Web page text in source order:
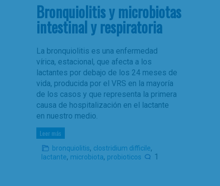
Bronquiolitis y microbiotas
intestinal y respiratoria
La bronquiolitis es una enfermedad
vírica, estacional, que afecta a los
lactantes por debajo de los 24 meses de
vida, producida por el VRS en la mayoría
de los casos y que representa la primera
causa de hospitalización en el lactante
en nuestro medio.
Leer más
bronquiolitis, clostridium difficile,
lactante, microbiota, probioticos 1